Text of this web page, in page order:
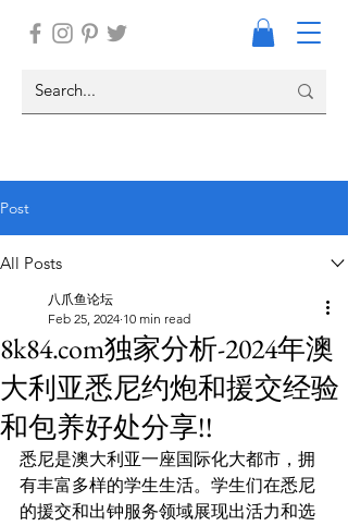
Post
All Posts
8k84.com独家分析-2024年澳
大利亚悉尼约炮和援交经验
和包养好处分享!!
八爪鱼论坛
Feb 25, 2024 10 min read
悉尼是澳大利亚一座国际化大都市，拥
有丰富多样的学生生活。学生们在悉尼
的援交和出钟服务领域展现出活力和选